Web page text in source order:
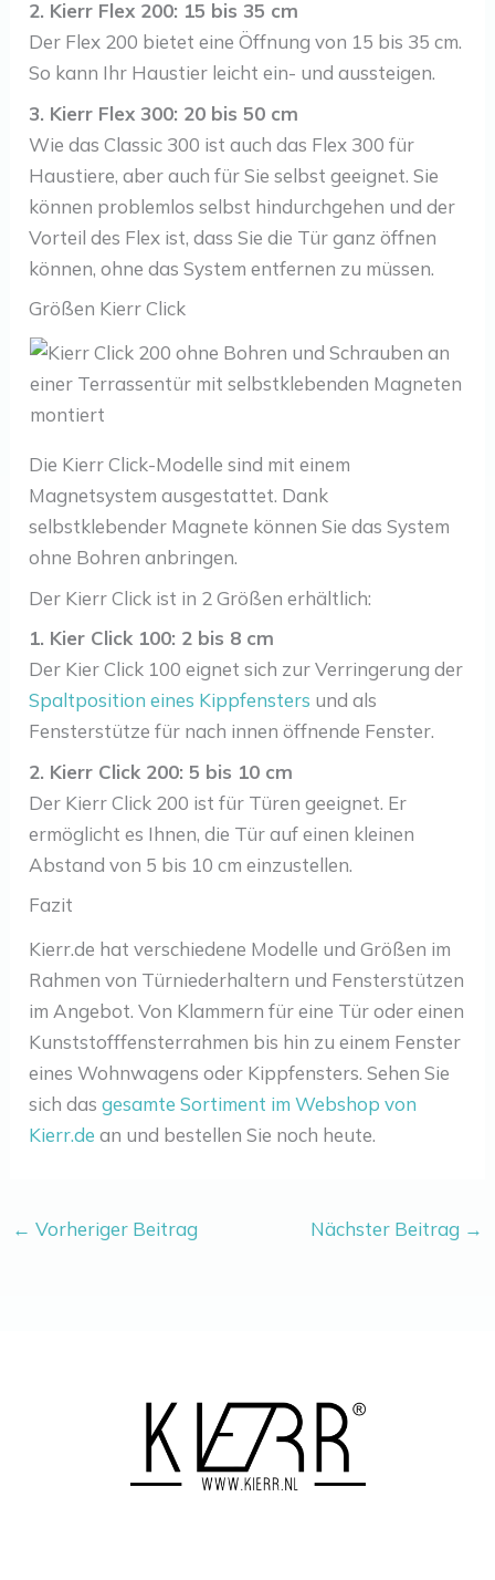
2. Kierr Flex 200: 15 bis 35 cm
Der Flex 200 bietet eine Öffnung von 15 bis 35 cm.
So kann Ihr Haustier leicht ein- und aussteigen.
3. Kierr Flex 300: 20 bis 50 cm
Wie das Classic 300 ist auch das Flex 300 für
Haustiere, aber auch für Sie selbst geeignet. Sie
können problemlos selbst hindurchgehen und der
Vorteil des Flex ist, dass Sie die Tür ganz öffnen
können, ohne das System entfernen zu müssen.
Größen Kierr Click
Die Kierr Click-Modelle sind mit einem
Magnetsystem ausgestattet. Dank
selbstklebender Magnete können Sie das System
ohne Bohren anbringen.
Der Kierr Click ist in 2 Größen erhältlich:
1. Kier Click 100: 2 bis 8 cm
Der Kier Click 100 eignet sich zur Verringerung der
Spaltposition eines Kippfensters und als
Fensterstütze für nach innen öffnende Fenster.
2. Kierr Click 200: 5 bis 10 cm
Der Kierr Click 200 ist für Türen geeignet. Er
ermöglicht es Ihnen, die Tür auf einen kleinen
Abstand von 5 bis 10 cm einzustellen.
Fazit
Kierr.de hat verschiedene Modelle und Größen im
Rahmen von Türniederhaltern und Fensterstützen
im Angebot. Von Klammern für eine Tür oder einen
Kunststofffensterrahmen bis hin zu einem Fenster
eines Wohnwagens oder Kippfensters. Sehen Sie
sich dasgesamte Sortiment im Webshop von
Kierr.de an und bestellen Sie noch heute.
← Vorheriger Beitrag Nächster Beitrag →